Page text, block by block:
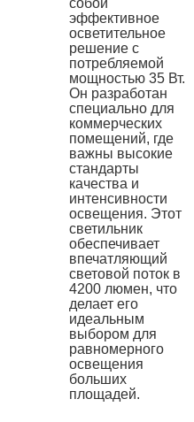
собой
эффективное
осветительное
решение с
потребляемой
мощностью 35 Вт.
Он разработан
специально для
коммерческих
помещений, где
важны высокие
стандарты
качества и
интенсивности
освещения. Этот
светильник
обеспечивает
впечатляющий
световой поток в
4200 люмен, что
делает его
идеальным
выбором для
равномерного
освещения
больших
площадей.